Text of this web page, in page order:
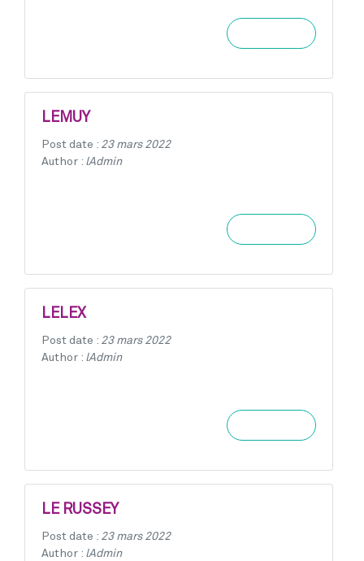
LEMUY
Post date : 23 mars 2022
Author : lAdmin
LELEX
Post date : 23 mars 2022
Author : lAdmin
LE RUSSEY
Post date : 23 mars 2022
Author : lAdmin